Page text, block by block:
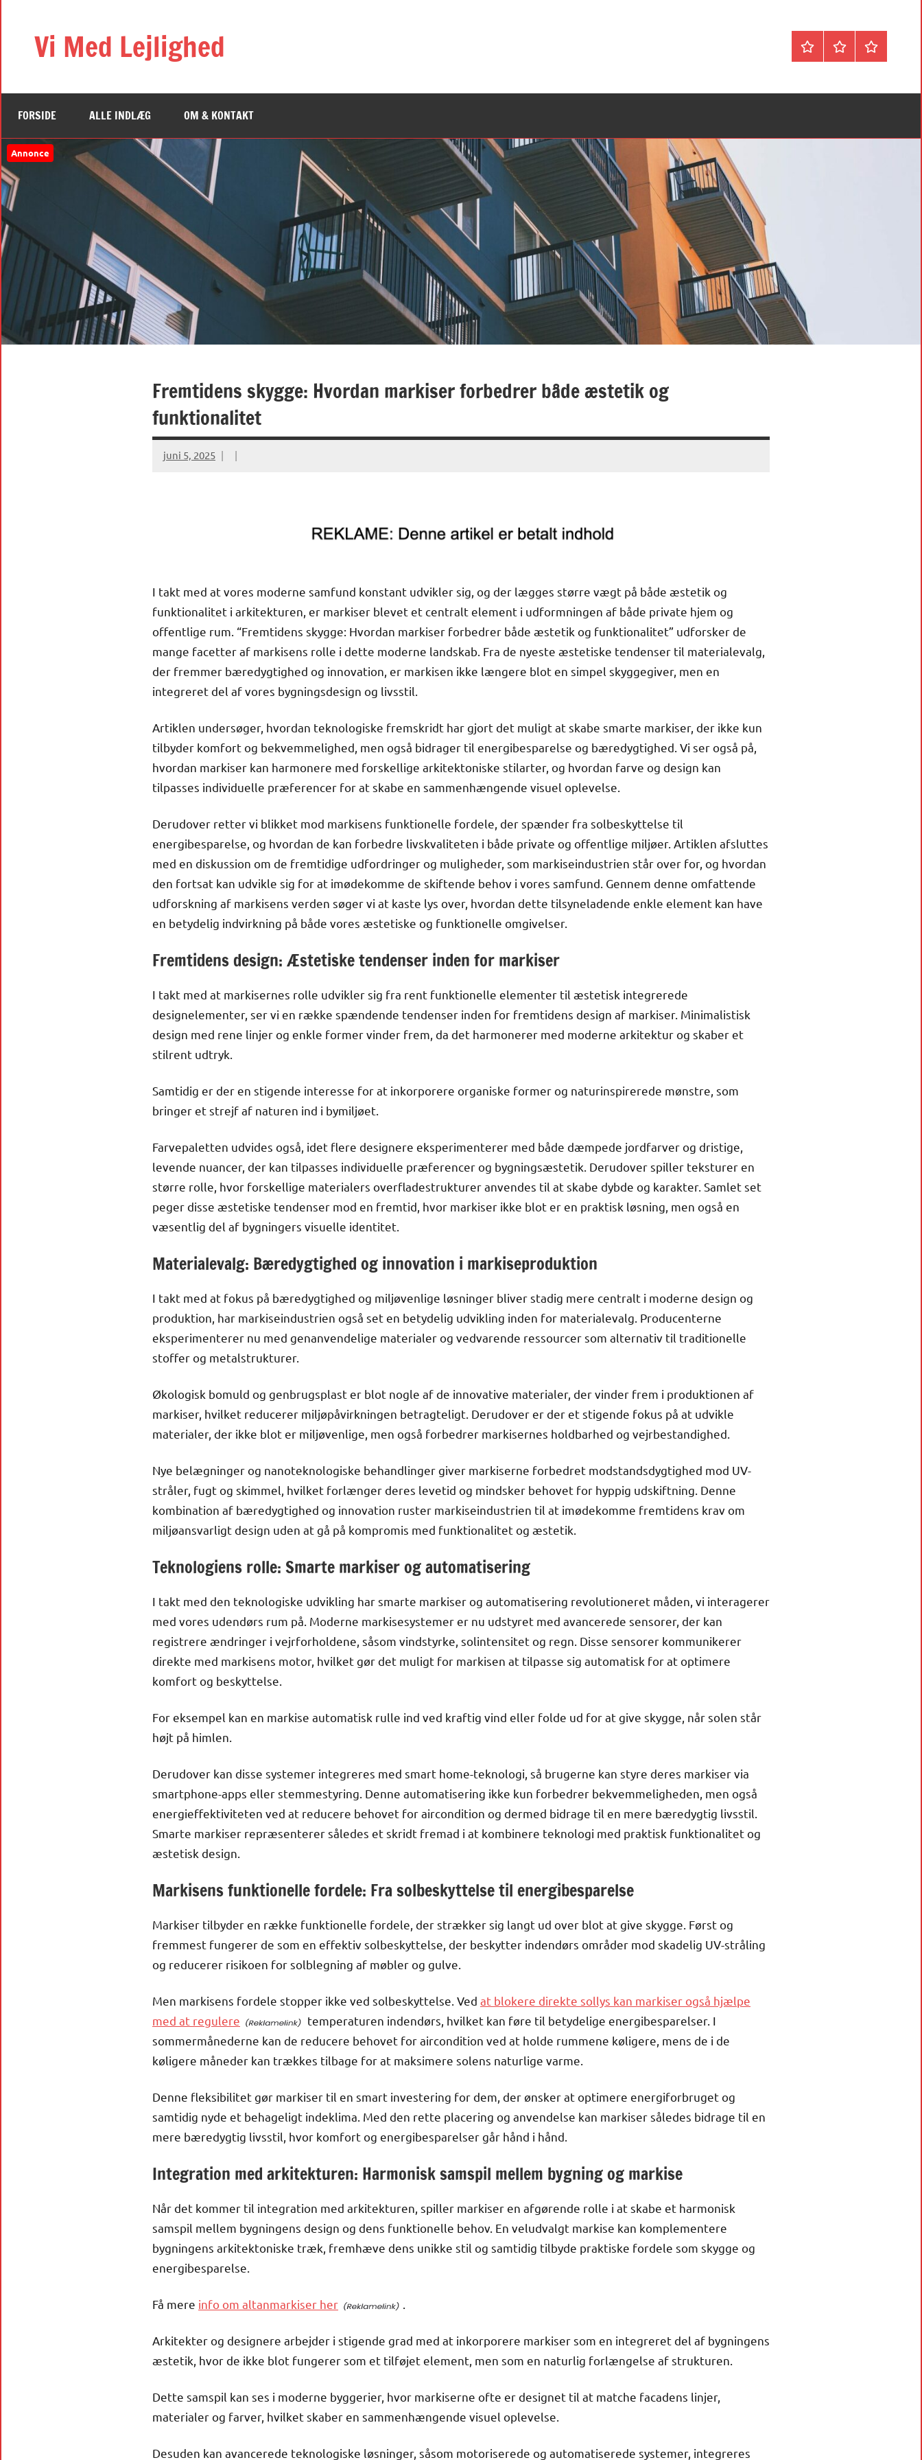
indholdVi Med Lejlighed ForsideOm
Kontakt
FORSIDE ALLE INDLÆG OM & KONTAKT
Annonce
Fremtidens skygge: Hvordan markiser forbedrer både æstetik og
funktionalitet
juni 5, 2025
I takt med at vores moderne samfund konstant udvikler sig, og der lægges større vægt på både æstetik og
funktionalitet i arkitekturen, er markiser blevet et centralt element i udformningen af både private hjem og
offentlige rum. “Fremtidens skygge: Hvordan markiser forbedrer både æstetik og funktionalitet” udforsker de
mange facetter af markisens rolle i dette moderne landskab. Fra de nyeste æstetiske tendenser til materialevalg,
der fremmer bæredygtighed og innovation, er markisen ikke længere blot en simpel skyggegiver, men en
integreret del af vores bygningsdesign og livsstil.
Artiklen undersøger, hvordan teknologiske fremskridt har gjort det muligt at skabe smarte markiser, der ikke kun
tilbyder komfort og bekvemmelighed, men også bidrager til energibesparelse og bæredygtighed. Vi ser også på,
hvordan markiser kan harmonere med forskellige arkitektoniske stilarter, og hvordan farve og design kan
tilpasses individuelle præferencer for at skabe en sammenhængende visuel oplevelse.
Derudover retter vi blikket mod markisens funktionelle fordele, der spænder fra solbeskyttelse til
energibesparelse, og hvordan de kan forbedre livskvaliteten i både private og offentlige miljøer. Artiklen afsluttes
med en diskussion om de fremtidige udfordringer og muligheder, som markiseindustrien står over for, og hvordan
den fortsat kan udvikle sig for at imødekomme de skiftende behov i vores samfund. Gennem denne omfattende
udforskning af markisens verden søger vi at kaste lys over, hvordan dette tilsyneladende enkle element kan have
en betydelig indvirkning på både vores æstetiske og funktionelle omgivelser.
Fremtidens design: Æstetiske tendenser inden for markiser
I takt med at markisernes rolle udvikler sig fra rent funktionelle elementer til æstetisk integrerede
designelementer, ser vi en række spændende tendenser inden for fremtidens design af markiser. Minimalistisk
design med rene linjer og enkle former vinder frem, da det harmonerer med moderne arkitektur og skaber et
stilrent udtryk.
Samtidig er der en stigende interesse for at inkorporere organiske former og naturinspirerede mønstre, som
bringer et strejf af naturen ind i bymiljøet.
Farvepaletten udvides også, idet flere designere eksperimenterer med både dæmpede jordfarver og dristige,
levende nuancer, der kan tilpasses individuelle præferencer og bygningsæstetik. Derudover spiller teksturer en
større rolle, hvor forskellige materialers overfladestrukturer anvendes til at skabe dybde og karakter. Samlet set
peger disse æstetiske tendenser mod en fremtid, hvor markiser ikke blot er en praktisk løsning, men også en
væsentlig del af bygningers visuelle identitet.
Materialevalg: Bæredygtighed og innovation i markiseproduktion
I takt med at fokus på bæredygtighed og miljøvenlige løsninger bliver stadig mere centralt i moderne design og
produktion, har markiseindustrien også set en betydelig udvikling inden for materialevalg. Producenterne
eksperimenterer nu med genanvendelige materialer og vedvarende ressourcer som alternativ til traditionelle
stoffer og metalstrukturer.
Økologisk bomuld og genbrugsplast er blot nogle af de innovative materialer, der vinder frem i produktionen af
markiser, hvilket reducerer miljøpåvirkningen betragteligt. Derudover er der et stigende fokus på at udvikle
materialer, der ikke blot er miljøvenlige, men også forbedrer markisernes holdbarhed og vejrbestandighed.
Nye belægninger og nanoteknologiske behandlinger giver markiserne forbedret modstandsdygtighed mod UV-
stråler, fugt og skimmel, hvilket forlænger deres levetid og mindsker behovet for hyppig udskiftning. Denne
kombination af bæredygtighed og innovation ruster markiseindustrien til at imødekomme fremtidens krav om
miljøansvarligt design uden at gå på kompromis med funktionalitet og æstetik.
Teknologiens rolle: Smarte markiser og automatisering
I takt med den teknologiske udvikling har smarte markiser og automatisering revolutioneret måden, vi interagerer
med vores udendørs rum på. Moderne markisesystemer er nu udstyret med avancerede sensorer, der kan
registrere ændringer i vejrforholdene, såsom vindstyrke, solintensitet og regn. Disse sensorer kommunikerer
direkte med markisens motor, hvilket gør det muligt for markisen at tilpasse sig automatisk for at optimere
komfort og beskyttelse.
For eksempel kan en markise automatisk rulle ind ved kraftig vind eller folde ud for at give skygge, når solen står
højt på himlen.
Derudover kan disse systemer integreres med smart home-teknologi, så brugerne kan styre deres markiser via
smartphone-apps eller stemmestyring. Denne automatisering ikke kun forbedrer bekvemmeligheden, men også
energieffektiviteten ved at reducere behovet for aircondition og dermed bidrage til en mere bæredygtig livsstil.
Smarte markiser repræsenterer således et skridt fremad i at kombinere teknologi med praktisk funktionalitet og
æstetisk design.
Markisens funktionelle fordele: Fra solbeskyttelse til energibesparelse
Markiser tilbyder en række funktionelle fordele, der strækker sig langt ud over blot at give skygge. Først og
fremmest fungerer de som en effektiv solbeskyttelse, der beskytter indendørs områder mod skadelig UV-stråling
og reducerer risikoen for solblegning af møbler og gulve.
Men markisens fordele stopper ikke ved solbeskyttelse. Ved at blokere direkte sollys kan markiser også hjælpe
med at regulere
temperaturen indendørs, hvilket kan føre til betydelige energibesparelser. I
sommermånederne kan de reducere behovet for aircondition ved at holde rummene køligere, mens de i de
køligere måneder kan trækkes tilbage for at maksimere solens naturlige varme.
Denne fleksibilitet gør markiser til en smart investering for dem, der ønsker at optimere energiforbruget og
samtidig nyde et behageligt indeklima. Med den rette placering og anvendelse kan markiser således bidrage til en
mere bæredygtig livsstil, hvor komfort og energibesparelser går hånd i hånd.
Integration med arkitekturen: Harmonisk samspil mellem bygning og markise
Når det kommer til integration med arkitekturen, spiller markiser en afgørende rolle i at skabe et harmonisk
samspil mellem bygningens design og dens funktionelle behov. En veludvalgt markise kan komplementere
bygningens arkitektoniske træk, fremhæve dens unikke stil og samtidig tilbyde praktiske fordele som skygge og
energibesparelse.
Få mere info om altanmarkiser her
Arkitekter og designere arbejder i stigende grad med at inkorporere markiser som en integreret del af bygningens
æstetik, hvor de ikke blot fungerer som et tilføjet element, men som en naturlig forlængelse af strukturen.
Dette samspil kan ses i moderne byggerier, hvor markiserne ofte er designet til at matche facadens linjer,
materialer og farver, hvilket skaber en sammenhængende visuel oplevelse.
Desuden kan avancerede teknologiske løsninger, såsom motoriserede og automatiserede systemer, integreres